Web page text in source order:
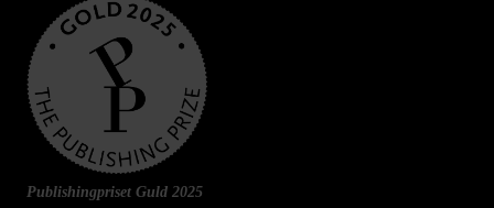
Publishingpriset Guld 2025